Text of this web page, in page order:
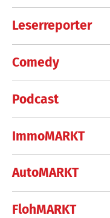
Leserreporter
Comedy
Podcast
ImmoMARKT
AutoMARKT
FlohMARKT